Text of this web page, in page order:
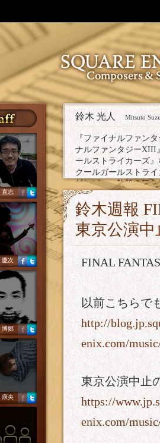
直志
慶次
博郷
康央
鈴木 光人 Mitsuto
『ファイナルファン
ナルファンタジーXIII
ールストライカーズ
クールガールストラ
材レビュー執筆や舞
る。
鈴木週報
東京公演
FINAL
以前こちらで
http://
enix.com/
東京公演中止
https://
enix.com/